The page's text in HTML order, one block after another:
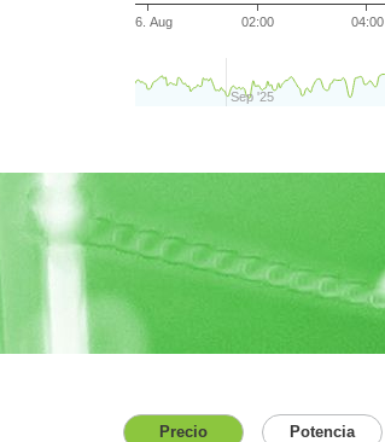
6. Aug 02:00 04:00
Sep '25
Precio Potencia